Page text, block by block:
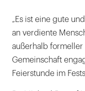
„Es ist eine gute
an verdiente
außerhalb
Gemeinschaft
Feierstunde im